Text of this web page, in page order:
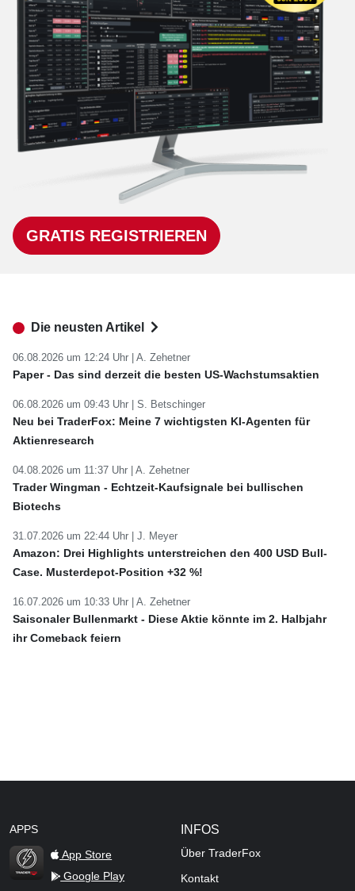
GRATIS REGISTRIEREN
Die neusten Artikel
06.08.2026 um 12:24 Uhr | A. Zehetner
Paper - Das sind derzeit die besten US-Wachstumsaktien
06.08.2026 um 09:43 Uhr | S. Betschinger
Neu bei TraderFox: Meine 7 wichtigsten KI-Agenten für
Aktienresearch
04.08.2026 um 11:37 Uhr | A. Zehetner
Trader Wingman - Echtzeit-Kaufsignale bei bullischen
Biotechs
31.07.2026 um 22:44 Uhr | J. Meyer
Amazon: Drei Highlights unterstreichen den 400 USD Bull-
Case. Musterdepot-Position +32 %!
16.07.2026 um 10:33 Uhr | A. Zehetner
Saisonaler Bullenmarkt - Diese Aktie könnte im 2. Halbjahr
ihr Comeback feiern
APPS
TraderFox Flash
App Store
Google Play
INFOS
Über TraderFox
Kontakt